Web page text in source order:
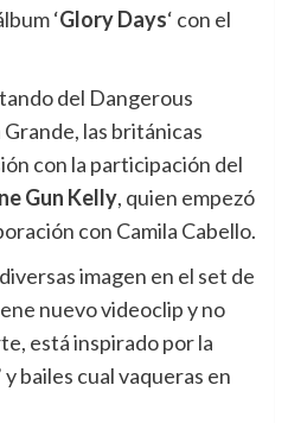
‘Glory Days‘ con el
del Dangerous
las británicas
con la participación del
Gun Kelly, quien empezó
con Camila Cabello.
imagen en el set de
nuevo videoclip y no
está inspirado por la
y bailes cual vaqueras en